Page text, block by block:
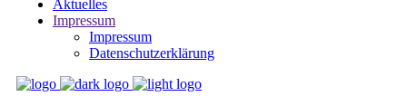
Aktuelles
Impressum
Impressum
Datenschutzerklärung